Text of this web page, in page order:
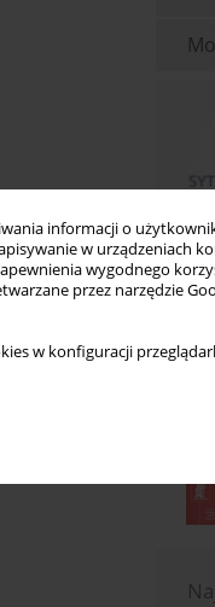
informacji o
w urządzeniach
wygodnego
przez narzędzie
w konfiguracji